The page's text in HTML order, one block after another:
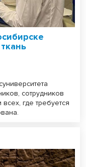
сотрудников
где требуется